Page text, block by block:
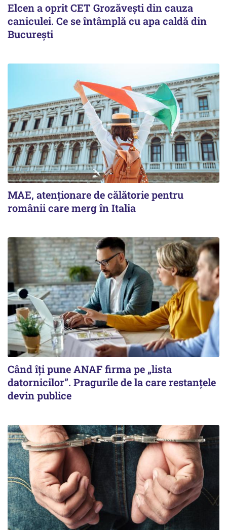
Elcen a oprit CET Grozăvești din cauza
caniculei. Ce se întâmplă cu apa caldă din
București
MAE, atenționare de călătorie pentru
românii care merg în Italia
Când îți pune ANAF firma pe „lista
datornicilor”. Pragurile de la care restanțele
devin publice